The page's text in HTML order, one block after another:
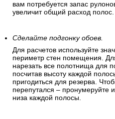
вам потребуется запас
увеличит общий расход полос.
Сделайте подгонку обоев.
Для расчетов используйте
периметр стен помещения.
нарезать все полотнища для
посчитав высоту каждой
пригодиться для резерва.
перепутался – пронумеруйте
низа каждой полосы.